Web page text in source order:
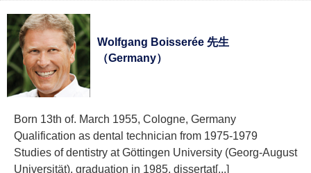
Wolfgang Boisserée 先生
（Germany）
Born 13th of. March 1955, Cologne, Germany
Qualification as dental technician from 1975-1979
Studies of dentistry at Göttingen University (Georg-August
Universität), graduation in 1985, dissertat[...]